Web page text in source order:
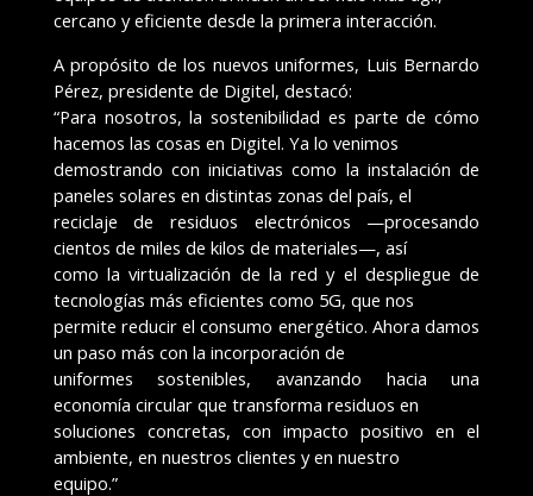
cercano y eficiente desde la primera interacción.
A propósito de los nuevos uniformes, Luis Bernardo
Pérez, presidente de Digitel, destacó:
“Para nosotros, la sostenibilidad es parte de cómo
hacemos las cosas en Digitel. Ya lo venimos
demostrando con iniciativas como la instalación de
paneles solares en distintas zonas del país, el
reciclaje de residuos electrónicos —procesando
cientos de miles de kilos de materiales—, así
como la virtualización de la red y el despliegue de
tecnologías más eficientes como 5G, que nos
permite reducir el consumo energético. Ahora damos
un paso más con la incorporación de
uniformes sostenibles, avanzando hacia una
economía circular que transforma residuos en
soluciones concretas, con impacto positivo en el
ambiente, en nuestros clientes y en nuestro
equipo.”